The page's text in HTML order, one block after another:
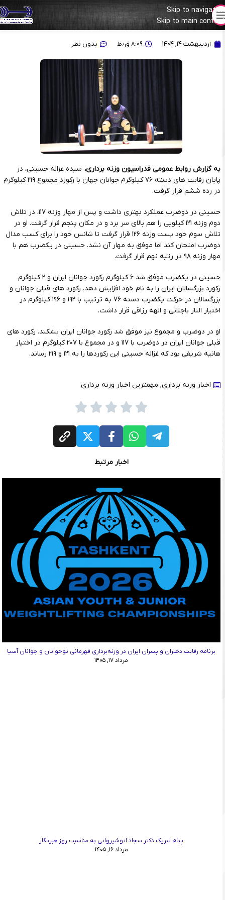
Skip to navigation
Skip to main content
غزاله حسینی در رقابت های جهانی ششم شد
اردیبهشت ۱۴, ۱۴۰۴ ۸:۰۹ ق٫ظ بدون نظر
به گزارش روابط عمومی فدراسیون وزنه برداری، سیده غزاله حسینی، در
پایان رقابت ‌های دسته ۷۶ کیلوگرم جوانان جهان با رکورد مجموع ۲۱۹ کیلوگرم
در رده ششم قرار گرفت.
حسینی در دوضرب عملکرد بهتری داشت و پس از مهار وزنه ۱۱۷، در تلاش
دوم وزنه ۱۲۱ کیلویی را هم بالای سر برد و در مکان پنجم قرار گرفت. او در
تلاش سوم خود پست وزنه ۱۲۶ قرار گرفت تا شانس خود را برای کسب مدال
دوضرب امتحان کند اما موفق به مهار آن نشد. حسینی در یکضرب هم با
مهار وزنه ۹۸ در رتبه نهم قرار گرفت.
حسینی در یکضرب موفق شد ۶ کیلوگرم رکورد جوانان ایران و ۲ کیلوگرم
رکورد بزرگسالان ایران را به نام خود افزایش دهد. رکورد های قبلی جوانان و
بزرگسالان در حرکت یکضرب دسته ۷۶ به ترتیب با ۱۹۲ و ۱۹۶ کیلوگرم در
اختیار الناز باجلانی و الهه رزاقی قرار داشت.
او در دوضرب و مجموع نیز موفق شد رکورد جوانان ایران بشکند. رکورد های
قبلی جوانان ایران در دوضرب با ۱۱۷ و در مجموع با ۲۰۷ کیلوگرم در اختیار
هانیه شریفی بود که غزاله حسینی این رکوردها را به ۱۲۱ و ۲۱۹ رساند.
اخبار وزنه برداری, مهمترین اخبار وزنه برداری
اخبار مرتبط
برنامه رقابت دختران و پسران ایران در وزنه‌برداری قهرمانی نوجوانان و جوانان آسیا
مرداد ۱۷, ۱۴۰۵
پیام تبریک دکتر سجاد انوشیروانی به مناسبت روز خبرنگار
مرداد ۱۶, ۱۴۰۵